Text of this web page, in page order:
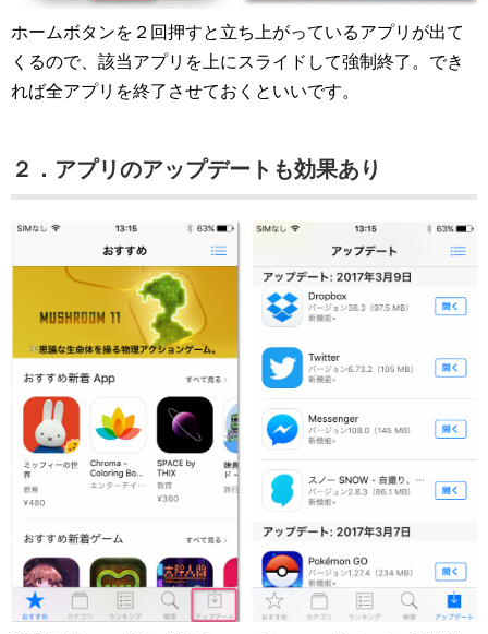
ホームボタンを２回押すと立ち上がっているアプリが出て
くるので、該当アプリを上にスライドして強制終了。でき
れば全アプリを終了させておくといいです。
２．アプリのアップデートも効果あり